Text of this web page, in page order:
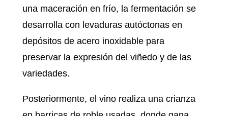
una maceración en frío, la fermentación se
desarrolla con levaduras autóctonas en
depósitos de acero inoxidable para
preservar la expresión del viñedo y de las
variedades.
Posteriormente, el vino realiza una crianza